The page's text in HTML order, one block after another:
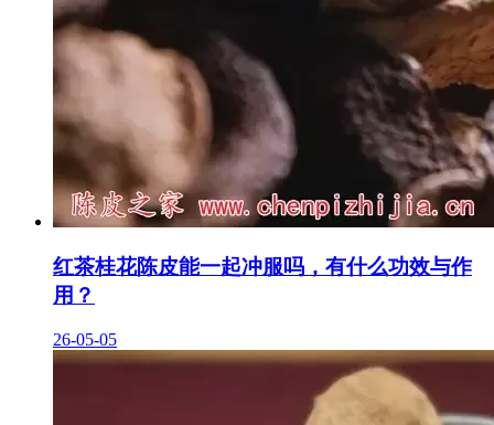
红茶桂花陈皮能一起冲服吗，有什么功效与作
用？
26-05-05